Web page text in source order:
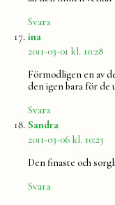
Svara
ina
2011-03-01 kl. 10:28
Förmodligen en av
den igen bara för de
Svara
Sandra
2011-03-06 kl. 10:23
Den finaste och
Svara